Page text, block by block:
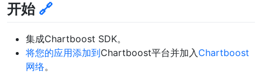
开始 🔗
集成Chartboost SDK。
将您的应用添加到Chartboost平台并加入Chartboost
网络。